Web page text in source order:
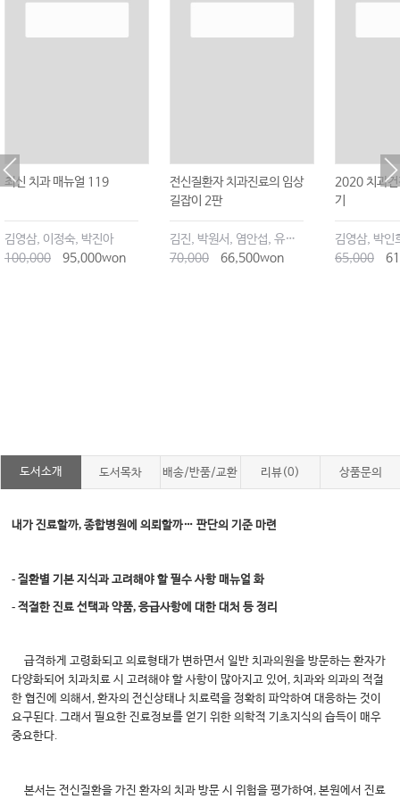
최신 치과 매뉴얼 119
김영삼, 이정숙, 박진아
100,000
95,000won
전신질환자 치과진료의 임상
길잡이 2판
김진, 박원서, 염안섭, 유재하, 윤정훈, 정원균, 최길라
70,000
66,500won
2020 치과건
기
김영삼, 박인
65,000
도서소개 도서목차 배송/반품/교환 리뷰(0) 상품문의
내가 진료할까,종합병원에 의뢰할까…판단의 기준 마련
-질환별 기본 지식과 고려해야 할 필수 사항 매뉴얼 화
-적절한 진료 선택과 약품,응급사항에 대한 대처 등 정리
급격하게 고령화되고 의료형태가 변하면서 일반 치과의원을 방문하는 환자가
다양화되어 치과치료 시 고려해야 할 사항이 많아지고 있어,치과와 의과의 적절
한 협진에 의해서,환자의 전신상태나 치료력을 정확히 파악하여 대응하는 것이
요구된다.그래서 필요한 진료정보를 얻기 위한 의학적 기초지식의 습득이 매우
중요한다.
본서는 전신질환을 가진 환자의 치과 방문 시 위험을 평가하여 , 본원에서 진료